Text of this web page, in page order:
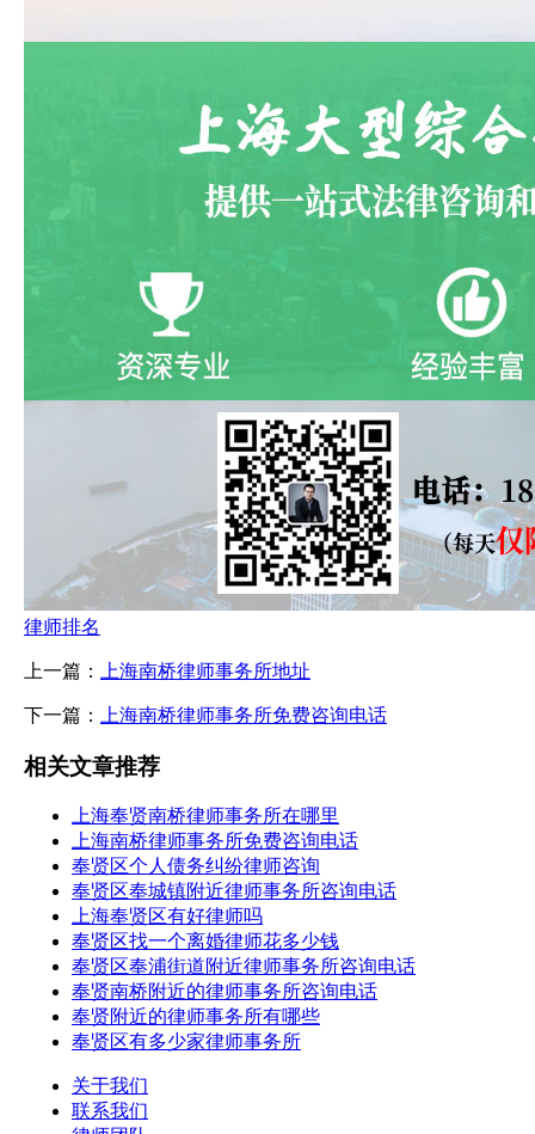
律师排名
上一篇： 上海南桥律师事务所地址
下一篇： 上海南桥律师事务所免费咨询电话
相关文章推荐
上海奉贤南桥律师事务所在哪里
上海南桥律师事务所免费咨询电话
奉贤区个人债务纠纷律师咨询
奉贤区奉城镇附近律师事务所咨询电话
上海奉贤区有好律师吗
奉贤区找一个离婚律师花多少钱
奉贤区奉浦街道附近律师事务所咨询电话
奉贤南桥附近的律师事务所咨询电话
奉贤附近的律师事务所有哪些
奉贤区有多少家律师事务所
关于我们
联系我们